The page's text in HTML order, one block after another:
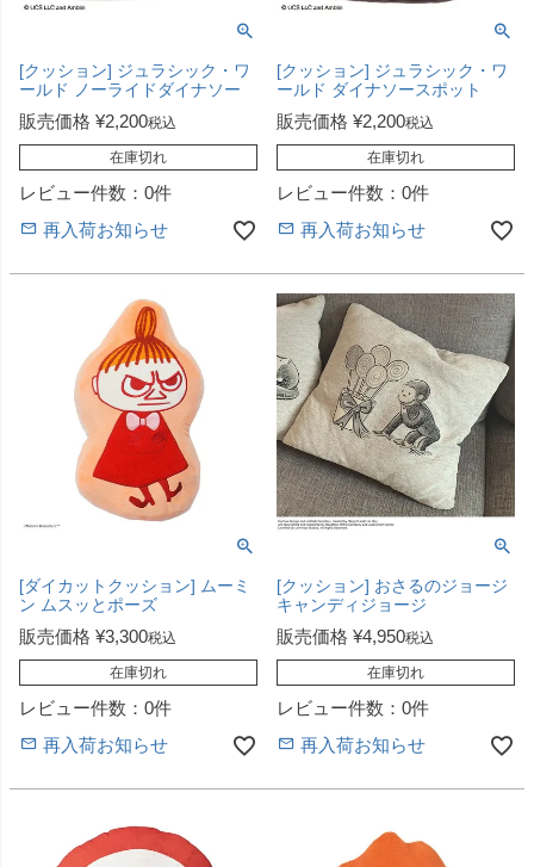
[クッション] ジュラシック・ワ
ールド ノーライドダイナソー
販売価格 ¥2,200税込
在庫切れ
レビュー件数：0件
再入荷お知らせ
[クッション] ジュラシック・ワ
ールド ダイナソースポット
販売価格 ¥2,200税込
在庫切れ
レビュー件数：0件
再入荷お知らせ
[ダイカットクッション] ムーミ
ン ムスッとポーズ
販売価格 ¥3,300税込
在庫切れ
レビュー件数：0件
再入荷お知らせ
[クッション] おさるのジョージ
キャンディジョージ
販売価格 ¥4,950税込
在庫切れ
レビュー件数：0件
再入荷お知らせ